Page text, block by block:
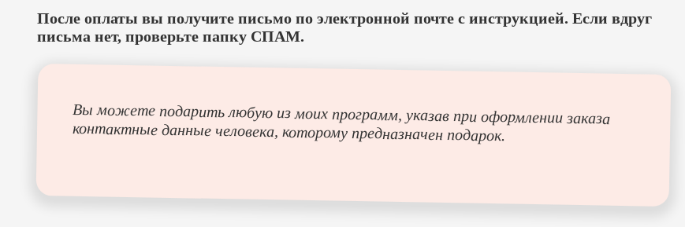
После оплаты вы получите письмо по электронной почте с инструкцией. Если вдруг
письма нет, проверьте папку СПАМ.
Вы можете подарить любую из моих программ, указав при оформлении заказа
контактные данные человека, которому предназначен подарок.